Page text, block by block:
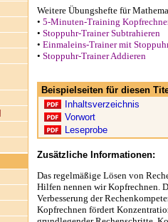
Weitere Übungshefte für
• 5-Minuten-Training
• Stoppuhr-Trainer Subtrahieren
• Einmaleins-Trainer mit
• Stoppuhr-Trainer Addieren
Beispielseiten für diesen
Inhaltsverzeichnis
Vorwort
Leseprobe
Zusätzliche Informationen:
Das regelmäßige Lösen von
Hilfen nennen wir Kopfrechnen.
Verbesserung der
Kopfrechnen fördert